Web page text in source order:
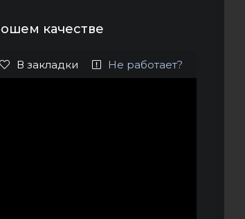
качестве
В закладки Не работает?